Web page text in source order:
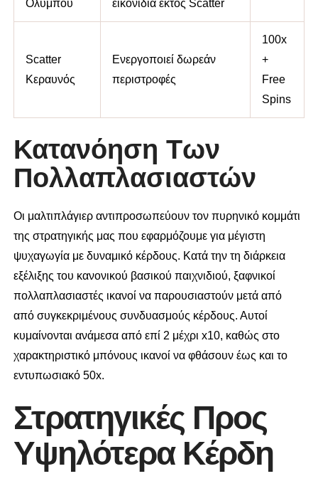
Ολύμπου εικονίδια εκτός Scatter
Scatter
Κεραυνός
Ενεργοποιεί δωρεάν
περιστροφές
100x
+
Free
Spins
Κατανόηση Των
Πολλαπλασιαστών
Οι μαλτιπλάγιερ αντιπροσωπεύουν τον πυρηνικό κομμάτι
της στρατηγικής μας που εφαρμόζουμε για μέγιστη
ψυχαγωγία με δυναμικό κέρδους. Κατά την τη διάρκεια
εξέλιξης του κανονικού βασικού παιχνιδιού, ξαφνικοί
πολλαπλασιαστές ικανοί να παρουσιαστούν μετά από
από συγκεκριμένους συνδυασμούς κέρδους. Αυτοί
κυμαίνονται ανάμεσα από επί 2 μέχρι x10, καθώς στο
χαρακτηριστικό μπόνους ικανοί να φθάσουν έως και το
εντυπωσιακό 50x.
Στρατηγικές Προς
Υψηλότερα Κέρδη